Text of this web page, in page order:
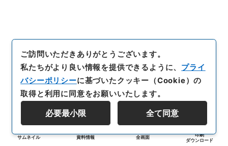
サムネイル 資料情報 全画面
印刷
ダウンロード
ご訪問いただきありがとうございます。
私たちがより良い情報を提供できるように、 プライ
バシーポリシーに基づいたクッキー（Cookie）の
取得と利用に同意をお願いいたします。
必要最小限 全て同意